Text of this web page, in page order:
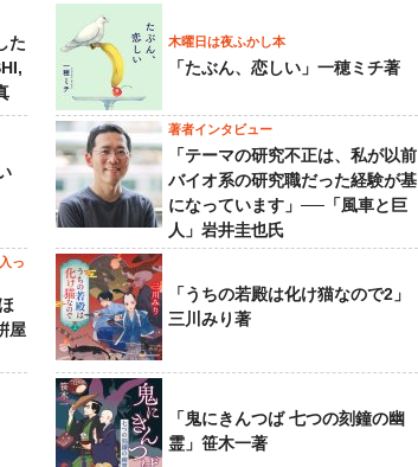
た
木曜日は夜ふかし本
「たぶん、恋しい」一穂ミチ著
著者インタビュー
「テーマの研究不正は、私が以前
バイオ系の研究職だった経験が基
になっています」──「風車と巨
人」岩井圭也氏
っ
屋
「うちの若殿は化け猫なので2」
三川みり著
「鬼にきんつば 七つの刻鐘の幽
霊」笹木一著